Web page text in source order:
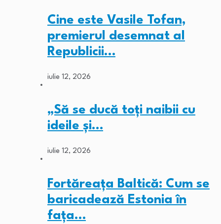
Cine este Vasile Tofan,
premierul desemnat al
Republicii…
iulie 12, 2026
„Să se ducă toți naibii cu
ideile și…
iulie 12, 2026
Fortăreața Baltică: Cum se
baricadează Estonia în
fața…